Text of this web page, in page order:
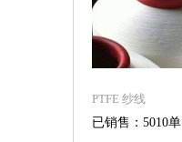
PTFE 纱线
已销售：5010单